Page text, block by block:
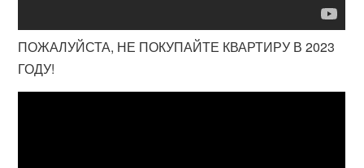
ПОЖАЛУЙСТА, НЕ ПОКУПАЙТЕ КВАРТИРУ В 2023
ГОДУ!